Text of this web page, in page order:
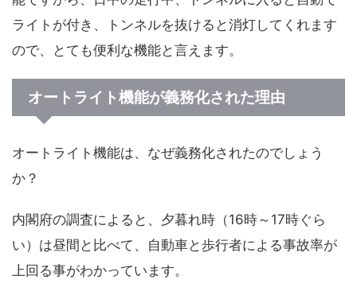
ライトが付き、トンネルを抜けると消灯してくれます
ので、とても便利な機能と言えます。
オートライト機能が義務化された理由
オートライト機能は、なぜ義務化されたのでしょう
か？
内閣府の調査によると、夕暮れ時（16時～17時ぐら
い）は昼間と比べて、自動車と歩行者による事故率が
上回る事がわかっています。